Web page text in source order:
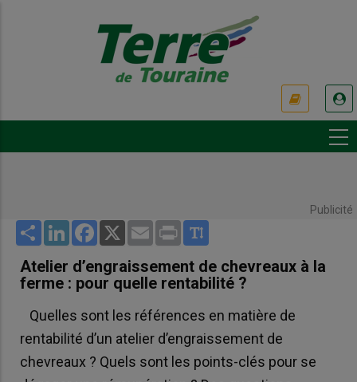
Publicité
Share LinkedInFacebook
X Email Print
Atelier d’engraissement de chevreaux à la
ferme : pour quelle rentabilité ?
Quelles sont les références en matière de
rentabilité d’un atelier d’engraissement de
chevreaux ? Quels sont les points-clés pour se